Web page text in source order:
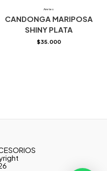
Aretes
CANDONGA MARIPOSA
SHINY PLATA
$35.000